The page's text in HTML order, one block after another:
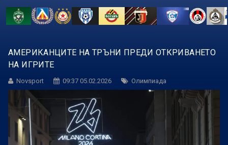
АМЕРИКАНЦИТЕ НА ТРЪНИ ПРЕДИ ОТКРИВАНЕТО
НА ИГРИТЕ
Novsport 09:37 05.02.2026 Олимпиада